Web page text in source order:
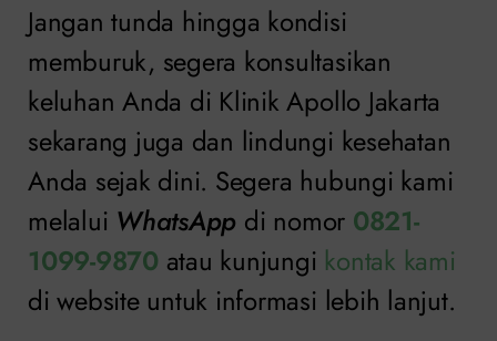
Jangan tunda hingga kondisi
memburuk, segera konsultasikan
keluhan Anda di Klinik Apollo Jakarta
sekarang juga dan lindungi kesehatan
Anda sejak dini. Segera hubungi kami
melalui WhatsApp di nomor 0821-
1099-9870 atau kunjungi kontak kami
di website untuk informasi lebih lanjut.